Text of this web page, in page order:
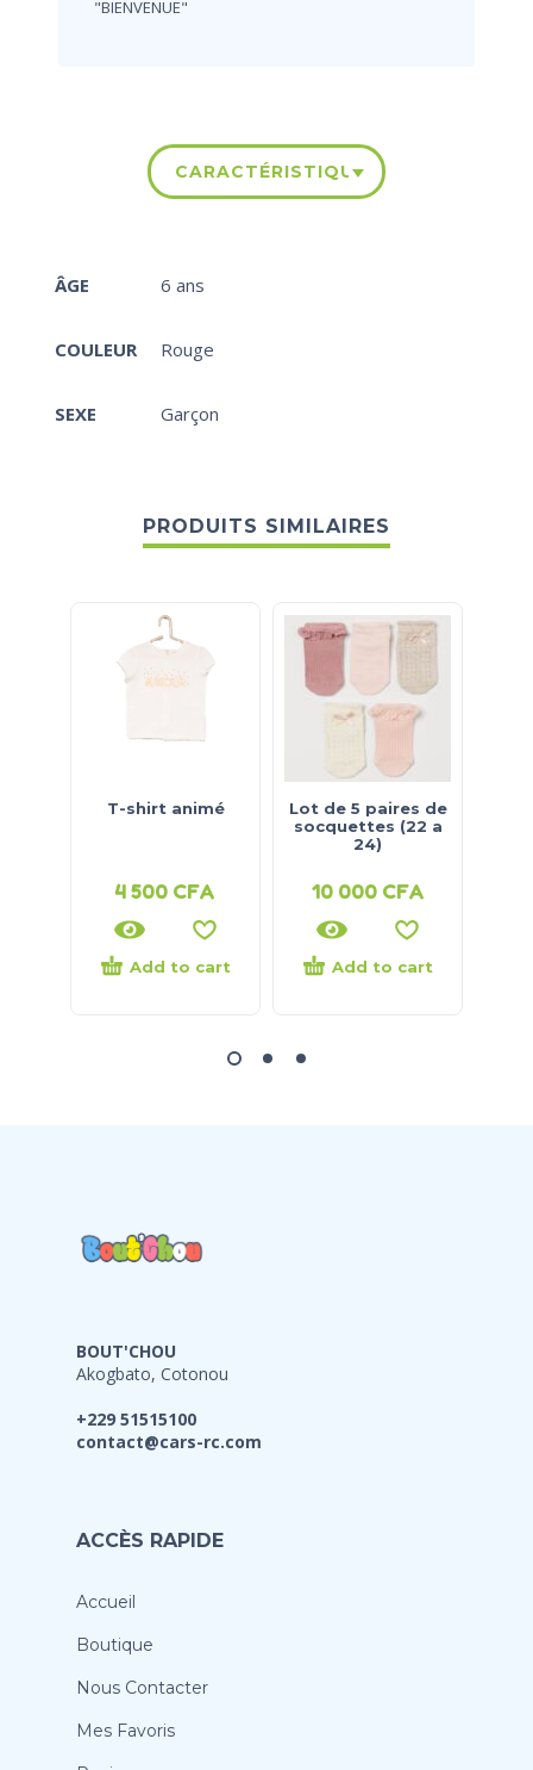
"BIENVENUE"
CARACTÉRISTIQUES
ÂGE 6 ans
COULEUR Rouge
SEXE Garçon
PRODUITS SIMILAIRES
T-shirt animé
4 500 CFA
Add to cart
Lot de 5 paires de
socquettes (22 a
24)
10 000 CFA
Add to cart
BOUT'CHOU
Akogbato, Cotonou
+229 51515100
contact@cars-rc.com
ACCÈS RAPIDE
Accueil
Boutique
Nous Contacter
Mes Favoris